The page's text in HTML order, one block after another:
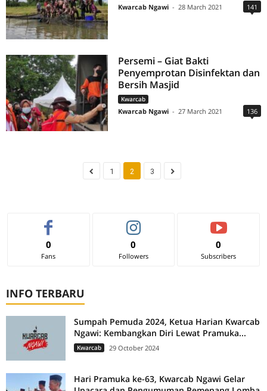
Kwarcab Ngawi - 28 March 2021 141
Persemi – Giat Bakti
Penyemprotan Disinfektan dan
Bersih Masjid
Kwarcab
Kwarcab Ngawi - 27 March 2021 136
1 2 3
0
Fans
0
Followers
0
Subscribers
INFO TERBARU
Sumpah Pemuda 2024, Ketua Harian Kwarcab
Ngawi: Kembangkan Diri Lewat Pramuka...
Kwarcab 29 October 2024
Hari Pramuka ke-63, Kwarcab Ngawi Gelar